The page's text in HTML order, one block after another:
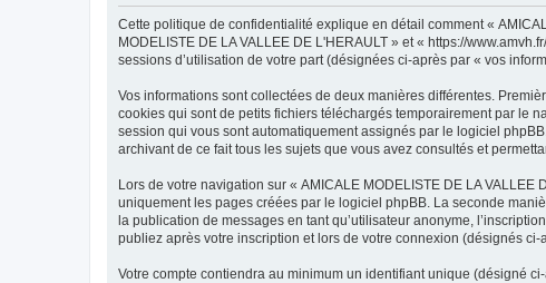
Cette politique de confidentialité explique en détail comment «
MODELISTE DE LA VALLEE DE L'HERAULT » et « https://
sessions d’utilisation de votre part (désignées ci-après par « vos
Vos informations sont collectées de deux manières différentes.
cookies qui sont de petits fichiers téléchargés temporairement par le
session qui vous sont automatiquement assignés par le logiciel
archivant de ce fait tous les sujets que vous avez consultés et
Lors de votre navigation sur « AMICALE MODELISTE DE LA
uniquement les pages créées par le logiciel phpBB. La seconde
la publication de messages en tant qu’utilisateur anonyme,
publiez après votre inscription et lors de votre connexion (désignés ci-
Votre compte contiendra au minimum un identifiant unique (désigné